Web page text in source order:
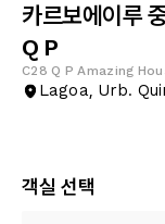
카르보에이루
Q P
C28 Q P Amazing
Lagoa, Urb.
객실 선택